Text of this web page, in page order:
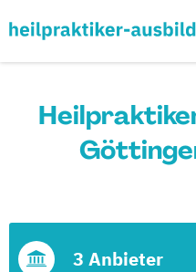
3 Anbieter